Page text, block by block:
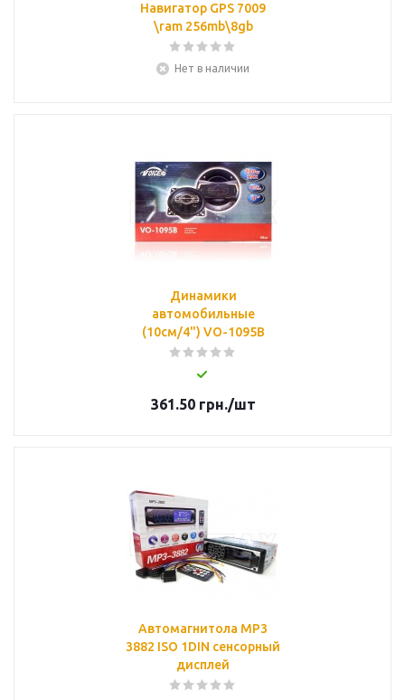
Навигатор GPS 7009
\ram 256mb\8gb
Нет в наличии
Динамики
автомобильные
(10см/4") VO-1095B
361.50грн./шт
Автомагнитола MP3
3882 ISO 1DIN сенсорный
дисплей